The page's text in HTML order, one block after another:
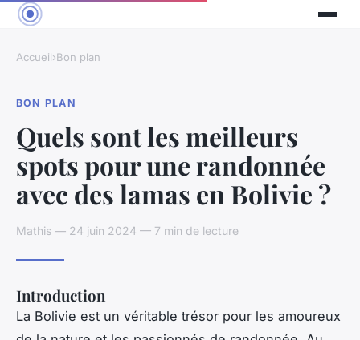
Accueil›Bon plan
BON PLAN
Quels sont les meilleurs
spots pour une randonnée
avec des lamas en Bolivie ?
Mathis — 24 juin 2024 — 7 min de lecture
Introduction
La Bolivie est un véritable trésor pour les amoureux